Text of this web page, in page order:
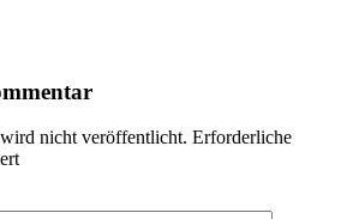
nicht veröffentlicht. Erforderliche